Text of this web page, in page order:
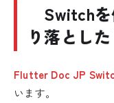
Switchを
り落とした
Flutter Doc JP
います。